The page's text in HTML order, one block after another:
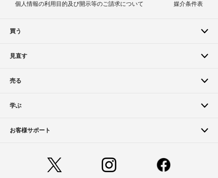
個人情報の利用目的及び開示等のご請求について 媒介条件表
買う
見直す
売る
学ぶ
お客様サポート